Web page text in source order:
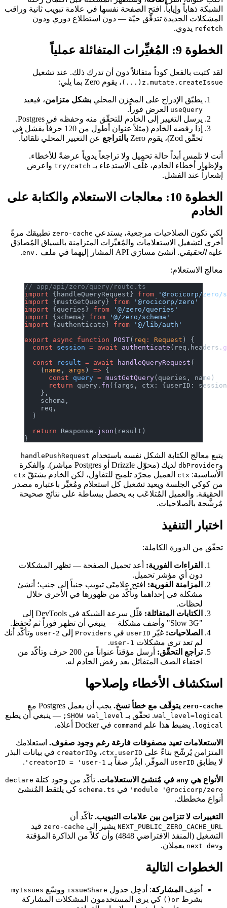
الشبكة ذهاباً وإياباً. افتح الصفحة نفسها في علامة تبويب ثانية وراقب
المشكلات الجديدة تتدفّق حيّة — دون استطلاع دوري ودون
refetchيدوي.
الخطوة 9: المُغيِّرات المتفائلة عملياً
لقد كتبت بالفعل كوداً متفائلاً دون أن تدرك ذلك. عند تشغيل
z.mutate.createIssue(...) ، يقوم Zero بما يلي:
يطبّق الإدراج على المخزن المحلي بشكل متزامن، فيعيد
useQueryالعرض فوراً.
يرسل التغيير إلى الخادم للتحقّق منه وحفظه في Postgres.
إذا رفضه الخادم (مثلاً عنوان أطول من 120 حرفاً يفشل في
تحقّق Zod)، يقوم Zero
بالتراجععن التغيير المحلي تلقائياً.
أنت لا تلمس أبداً حالة تحميل ولا تراجعاً يدوياً عرضةً للأخطاء.
ولإظهار أخطاء الخادم، غلّف الاستدعاء بـtry/catch واعرض
إشعاراً عند الفشل.
الخطوة 10: معالجات الاستعلام والكتابة على
الخادم
لكي تكون الصلاحيات مرجعية، يستدعي zero-cacheتطبيقك مرةً
أخرى لتشغيل الاستعلامات والمُغيِّرات المتزامنة بالسياق المُصادَق
عليهالحقيقي . أنشئ مسارَي API المشار إليهما في ملف .env
.
معالج الاستعلام:
// app/api/zero/query/route.ts
import {handleQueryRequest} from
'@rocicorp/
import {mustGetQuery} from
'@rocicorp/zero'
import {queries} from
'@/zero/queries'
import {schema} from
'@/zero/schema'
import {authenticate} from
'@/lib/auth'
export async function POST (req Request
) {
  const
session = await authenticate (req.headers.
  const
result = await handleQueryRequest
    (
name , args ) => {
      const
query = mustGetQuery (queries, name)
      return
query.fn ({args, ctx: {userID:
    },
    schema,
    req,
  )
  return
Response. json (result)
يتبع معالج الكتابة الشكل نفسه باستخدامhandlePushRequest
dbProvider
لديك (محوّل Drizzle أو Postgres مباشر). والفكرة
الأساسية:ctxالعميل مجرّد تلميح للتفاؤل، لكن الخادم يشتقّctx
من كوكي الجلسة ويعيد تشغيل كل استعلام ومُغيِّر باعتباره مصدر
الحقيقة. والعميل المُتلاعَب به يحصل ببساطة على نتائج صحيحة
مُرشَّحة بالصلاحيات.
اختبار التنفيذ
تحقّق من الدورة الكاملة:
القراءات الفورية:أعد تحميل الصفحة — تظهر المشكلات
دون أي مؤشر تحميل.
المزامنة الفورية:افتح علامتَي تبويب جنباً إلى جنب؛ أنشئ
مشكلة في إحداهما وتأكّد من ظهورها في الأخرى خلال
لحظات.
الكتابات المتفائلة:
قلّل سرعة الشبكة في DevTools إلى
الصلاحيات:غيّر userIDفي Providersإلى user-2وتأكّد أنك
لم تعد ترى مشكلاتuser-1
.
تراجع التحقّق:
أرسل مؤقتاً عنواناً من 200 حرف وتأكّد من
اختفاء الصف المتفائل بعد رفض الخادم له.
استكشاف الأخطاء وإصلاحها
zero-cacheيتوقّف مع خطأ نسخ.يجب أن يعمل Postgres مع
wal_level=logical. تحقّق بـSHOW wal_level; — ينبغي أن يطبع
logical . يضبط هذا علمcommandفي Docker أعلاه.
الاستعلامات تعيد مصفوفات فارغة رغم وجود صفوف.استعلامك
المتزامن يُرشّح بناءً على ctx.userID، و creatorID في بيانات البذر
لا يطابق userIDالموفّر. ابذُر صفاً بـcreatorID = 'user-1'
.
الأنواع هي anyفي مُنشئ الاستعلامات.تأكّد من وجود كتلةdeclare
module '@rocicorp/zero'
في schema.tsكي يلتقط المُنشئ
أنواع مخططك.
التغييرات لا تتزامن بين علامات التبويب.تأكّد أن
NEXT_PUBLIC_ZERO_CACHE_URLيشير إلى zero-cacheقيد
التشغيل (المنفذ الافتراضي 4848) وأن كلاً من الذاكرة المؤقتة
next devيعملان.
الخطوات التالية
أضِف المشاركة: أدخِل جدول issueShare ووسّعmyIssues
بشرطor()
كي يرى المستخدمون المشكلات المشاركة